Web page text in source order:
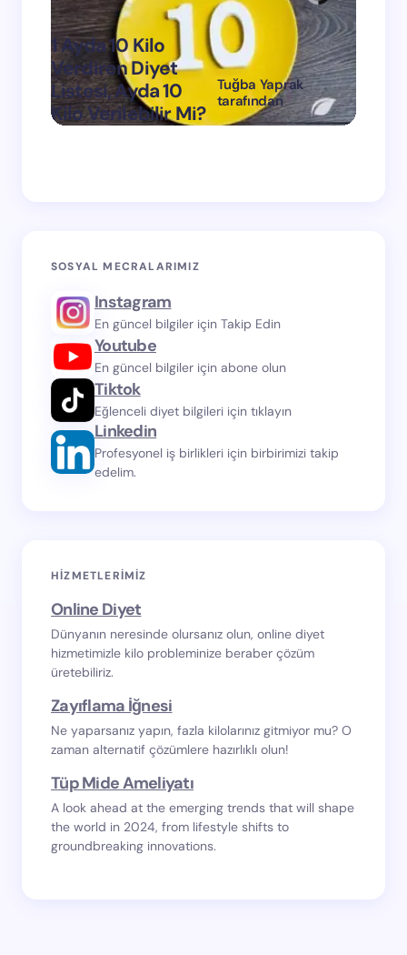
1 Ayda 10 Kilo
Verdiren Diyet
Listesi, Ayda 10
Kilo Verilebilir Mi?
Tuğba Yaprak
tarafından
on Mart 11, 2024
SOSYAL MECRALARIMIZ
Instagram
En güncel bilgiler için Takip Edin
Youtube
En güncel bilgiler için abone olun
Tiktok
Eğlenceli diyet bilgileri için tıklayın
Linkedin
Profesyonel iş birlikleri için birbirimizi takip
edelim.
HIZMETLERIMIZ
Online Diyet
Dünyanın neresinde olursanız olun, online diyet
hizmetimizle kilo probleminize beraber çözüm
üretebiliriz.
Zayıflama İğnesi
Ne yaparsanız yapın, fazla kilolarınız gitmiyor mu? O
zaman alternatif çözümlere hazırlıklı olun!
Tüp Mide Ameliyatı
A look ahead at the emerging trends that will shape
the world in 2024, from lifestyle shifts to
groundbreaking innovations.